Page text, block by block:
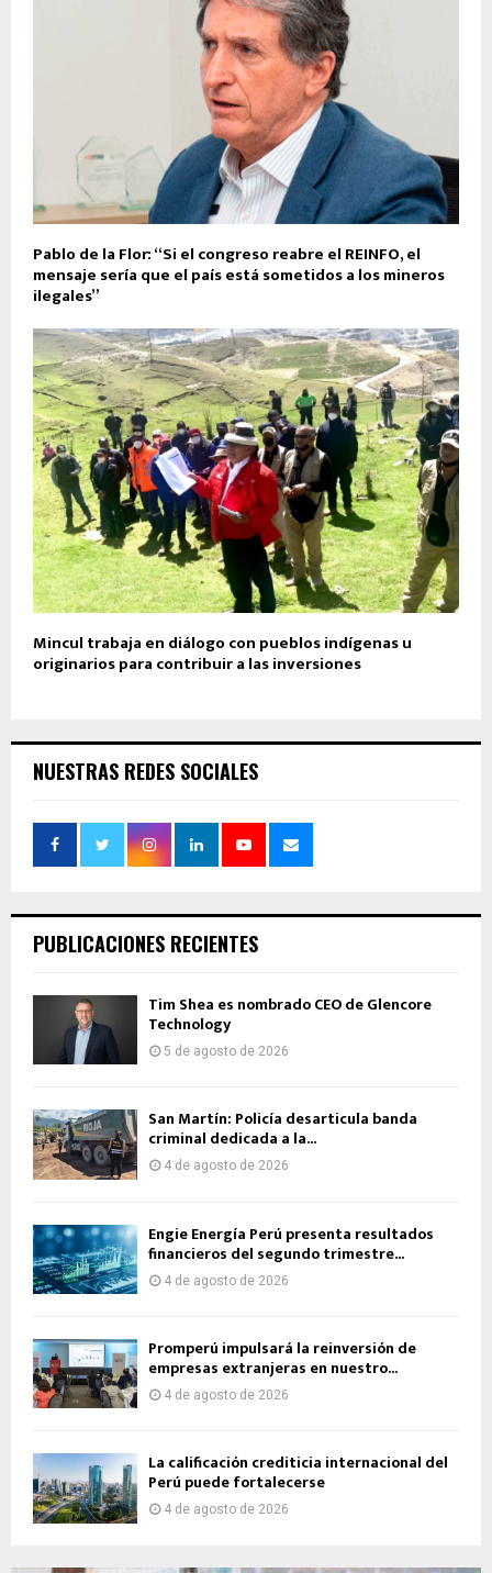
Pablo de la Flor: “Si el congreso reabre el REINFO, el
mensaje sería que el país está sometidos a los mineros
ilegales”
Mincul trabaja en diálogo con pueblos indígenas u
originarios para contribuir a las inversiones
NUESTRAS REDES SOCIALES
PUBLICACIONES RECIENTES
Tim Shea es nombrado CEO de Glencore
Technology
5 de agosto de 2026
San Martín: Policía desarticula banda
criminal dedicada a la...
4 de agosto de 2026
Engie Energía Perú presenta resultados
financieros del segundo trimestre...
4 de agosto de 2026
Promperú impulsará la reinversión de
empresas extranjeras en nuestro...
4 de agosto de 2026
La calificación crediticia internacional del
Perú puede fortalecerse
4 de agosto de 2026